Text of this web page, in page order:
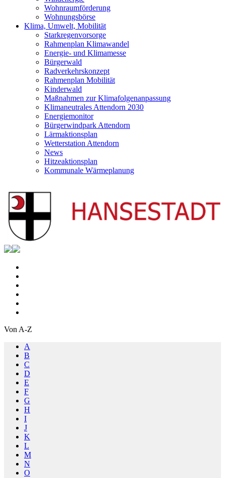
Wohnraumförderung
Wohnungsbörse
Klima, Umwelt, Mobilität
Starkregenvorsorge
Rahmenplan Klimawandel
Energie- und Klimamesse
Bürgerwald
Radverkehrskonzept
Rahmenplan Mobilität
Kinderwald
Maßnahmen zur Klimafolgenanpassung
Klimaneutrales Attendorn 2030
Energiemonitor
Bürgerwindpark Attendorn
Lärmaktionsplan
Wetterstation Attendorn
News
Hitzeaktionsplan
Kommunale Wärmeplanung
Von A-Z
A
B
C
D
E
F
G
H
I
J
K
L
M
N
O